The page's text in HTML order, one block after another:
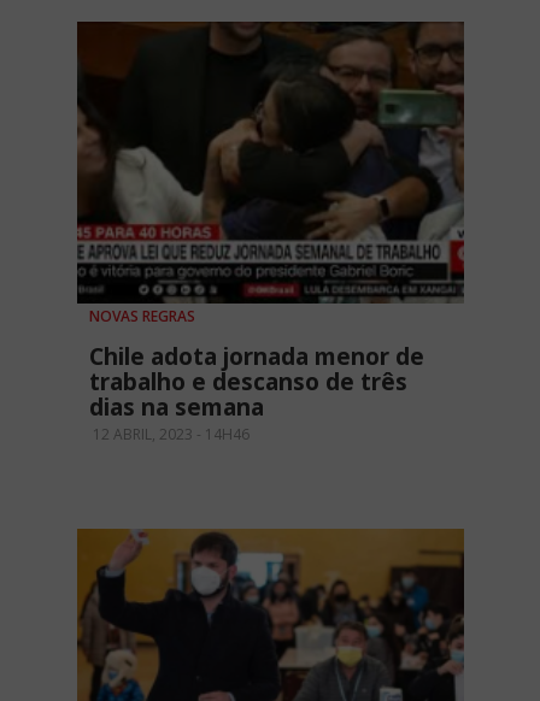
NOVAS REGRAS
Chile adota jornada menor de
trabalho e descanso de três
dias na semana
12 ABRIL, 2023 - 14H46